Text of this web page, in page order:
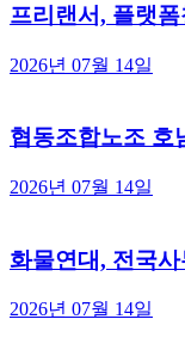
프리랜서, 플랫
2026년 07월 14일
협동조합노조 호
2026년 07월 14일
화물연대, 전국
2026년 07월 14일